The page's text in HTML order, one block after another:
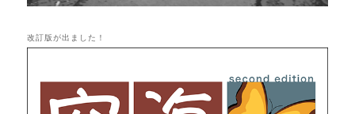
改訂版が出ました！